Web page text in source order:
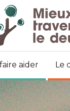
aider Le